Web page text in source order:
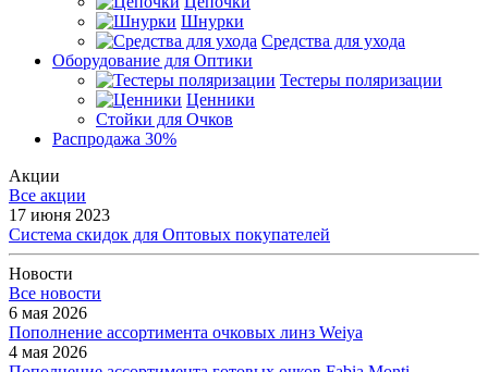
Шнурки
Средства для ухода
Оборудование для Оптики
Тестеры поляризации
Ценники
Стойки для Очков
Распродажа 30%
Акции
Все акции
17 июня 2023
Система скидок для Оптовых покупателей
Новости
Все новости
6 мая 2026
Пополнение ассортимента очковых линз Weiya
4 мая 2026